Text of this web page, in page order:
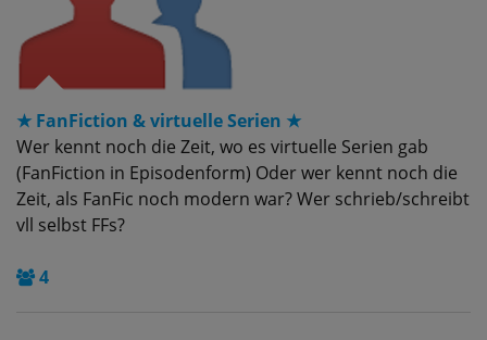
★ FanFiction & virtuelle Serien ★
Wer kennt noch die Zeit, wo es virtuelle Serien gab
(FanFiction in Episodenform) Oder wer kennt noch die
Zeit, als FanFic noch modern war? Wer schrieb/schreibt
vll selbst FFs?
4